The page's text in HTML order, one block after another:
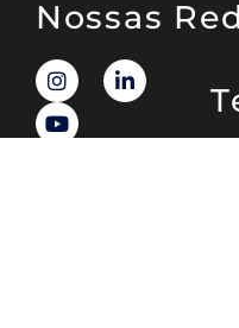
Nossas